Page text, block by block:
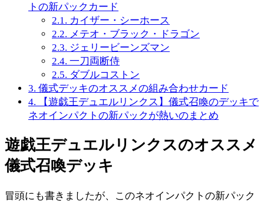
トの新パックカード
2.1. カイザー・シーホース
2.2. メテオ・ブラック・ドラゴン
2.3. ジェリービーンズマン
2.4. 一刀両断侍
2.5. ダブルコストン
3. 儀式デッキのオススメの組み合わせカード
4. 【遊戯王デュエルリンクス】儀式召喚のデッキで
ネオインパクトの新パックが熱いのまとめ
遊戯王デュエルリンクスのオススメ
儀式召喚デッキ
冒頭にも書きましたが、このネオインパクトの新パック